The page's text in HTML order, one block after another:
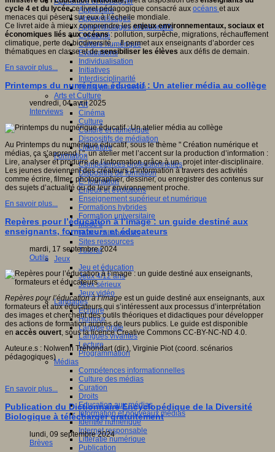
Apprendre
Apprentissages
Apprentissages collaboratifs
Créativité
Culture numérique
Evaluations
Individualisation
Initiatives
Interdisciplinarité
Outils pour la classe
Arts et Culture
Art
Cinéma
Culture
Culture et numérique
Dispositifs de médiation
Littérature
Formation
Compétences professionnelles
Dispositifs de formation
E- formation
Enjeux et évolutions
Enseignement supérieur et numérique
Formations hybrides
Formation universitaire
Mooc’s
Outils collaboratifs
Sites ressources
Tutorat
Jeux
Jeu et éducation
Jeux 4/12 ans
Jeux sérieux
Jeux vidéo
Langages
Ecriture
Humour
Langue orale
Langues vivantes
Lecture
Programmation
Médias
Compétences informationnelles
Culture des médias
Curation
Droits
Education aux médias
Information et nouveaux médias
Identité numérique
Internet responsable
Littératie numérique
Publication
cycle 4 et du lycéece livret pédagogique consacré aux océans et aux
menaces qui pèsent sur eux à l’échelle mondiale.
Ce livret aide à mieux comprendre lesenjeux environnementaux, sociaux et
économiques liés aux océans: pollution, surpêche, migrations, réchauffement
climatique, perte de biodiversité… Il permet aux enseignants d’aborder ces
thématiques en classe et desensibiliser les élèves aux défis de demain.
En savoir plus...
Printemps du numérique éducatif : Un atelier média au collège
vendredi, 04 avril 2025
Interviews
Au Printemps du numérique éducatif, sous le thème " Création numérique et
médias, ça s’apprend ! ", un atelier met l’accent sur la production d’information :
Lire, analyser et produire de l’information grâce à un projet inter-disciplinaire.
Les jeunes deviennent des créateurs d’information à travers des activités
comme écrire, filmer, photographier, dessiner, ou enregistrer des contenus sur
des sujets d’actualité ou de leur environnement proche.
En savoir plus...
Repères pour l’éducation à l’image : un guide destiné aux
enseignants, formateurs et éducateurs
mardi, 17 septembre 2024
Outils
Repères pour l’éducation à l’image est un guide destiné aux enseignants, aux
formateurs et aux éducateurs qui s’intéressent aux processus d’interprétation
des images et cherchent des outils théoriques et didactiques pour développer
des actions de formation auprès de leurs publics. Le guide est disponible
en accès ouvert, sous la licence Creative Commons CC-BY-NC-ND 4.0.
Auteur.e.s : Nolwenn Tréhondart (dir.), Virginie Piot (coord. scénarios
pédagogiques)
En savoir plus...
Publication du Dictionnaire Encyclopédique de la Diversité
Biologique à télécharger gratuitement
lundi, 09 septembre 2024
Brèves